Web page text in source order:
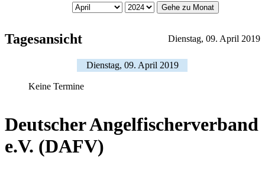
Gehe zu Monat
Tagesansicht Dienstag, 09. April 2019
Dienstag, 09. April 2019
Keine Termine
Deutscher Angelfischerverband
e.V. (DAFV)